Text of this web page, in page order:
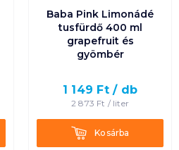
növekvő
Egységár szerint
csökkenő
Termék neve A-Z
Termék neve Z-A
Baba Pink Limonádé
tusfürdő 400 ml
grapefruit és
gyömbér
1 149 Ft / db
2 873 Ft / liter
KosárbaKosárba